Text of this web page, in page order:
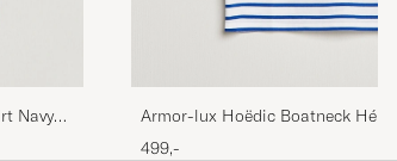
Navy
Armor-lux Hoëdic Boatneck
shirt White/Blue
499,-